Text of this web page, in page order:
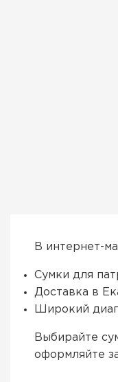
В интернет-
Сумки для
Доставка в
Широкий
Выбирайте
оформляйте